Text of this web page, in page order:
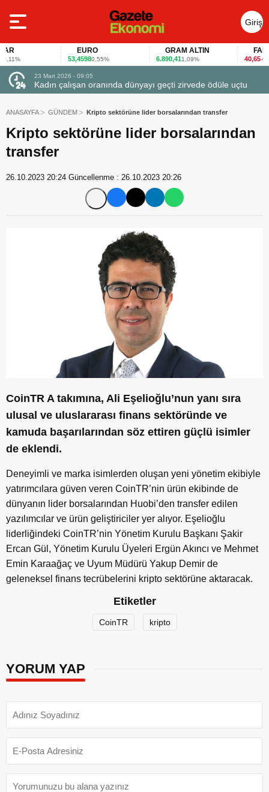
Giriş
Yap
EURO
53,45980,55%
GRAM ALTIN
6.890,411,09%
FAİZ
40,65-0,12%
geçti zirvede ödüle uçtu Firmalar gıda fuarlarını bu anket
ANASAYFA GÜNDEM Kripto sektörüne lider borsalarından transfer
Kripto sektörüne lider borsalarından
transfer
26.10.2023 20:24 Güncellenme : 26.10.2023 20:26
CoinTR A takımına, Ali Eşelioğlu’nun yanı sıra
ulusal ve uluslararası finans sektöründe ve
kamuda başarılarından söz ettiren güçlü isimler
de eklendi.
Deneyimli ve marka isimlerden oluşan yeni yönetim ekibiyle
yatırımcılara güven veren CoinTR’nin ürün ekibinde de
dünyanın lider borsalarından Huobi’den transfer edilen
yazılımcılar ve ürün geliştiriciler yer alıyor. Eşelioğlu
liderliğindeki CoinTR’nin Yönetim Kurulu Başkanı Şakir
Ercan Gül, Yönetim Kurulu Üyeleri Ergün Akıncı ve Mehmet
Emin Karaağaç ve Uyum Müdürü Yakup Demir de
geleneksel finans tecrübelerini kripto sektörüne aktaracak.
Etiketler
CoinTR kripto
YORUM YAP